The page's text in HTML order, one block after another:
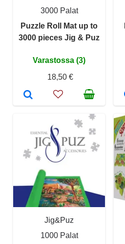
3000 Palat
Puzzle Roll Mat up to
3000 pieces Jig & Puz
Varastossa (3)
18,50 €
Jig&Puz
1000 Palat